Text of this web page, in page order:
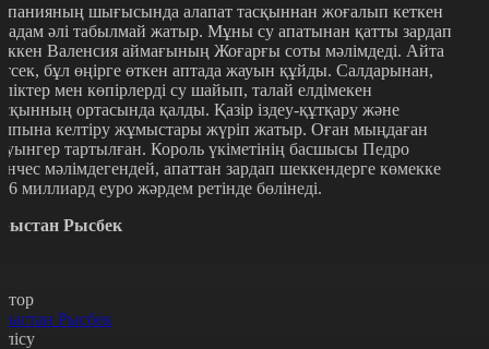
шығысында алапат тасқыннан жоғалып кеткен
адам әлі табылмай жатыр. Мұны су апатынан қатты зардап
Валенсия аймағының Жоғарғы соты мәлімдеді. Айта
бұл өңірге өткен аптада жауын құйды. Салдарынан,
мен көпірлерді су шайып, талай елдімекен
ортасында қалды. Қазір іздеу-құтқару және
келтіру жұмыстары жүріп жатыр. Оған мыңдаған
тартылған. Король үкіметінің басшысы Педро
мәлімдегендей, апаттан зардап шеккендерге көмекке
миллиард еуро жәрдем ретінде бөлінеді.
Рысбек
Рысбек